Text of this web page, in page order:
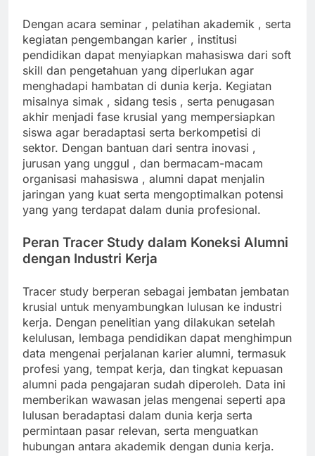
Dengan acara seminar , pelatihan akademik , serta
kegiatan pengembangan karier , institusi
pendidikan dapat menyiapkan mahasiswa dari soft
skill dan pengetahuan yang diperlukan agar
menghadapi hambatan di dunia kerja. Kegiatan
misalnya simak , sidang tesis , serta penugasan
akhir menjadi fase krusial yang mempersiapkan
siswa agar beradaptasi serta berkompetisi di
sektor. Dengan bantuan dari sentra inovasi ,
jurusan yang unggul , dan bermacam-macam
organisasi mahasiswa , alumni dapat menjalin
jaringan yang kuat serta mengoptimalkan potensi
yang yang terdapat dalam dunia profesional.
Peran Tracer Study dalam Koneksi Alumni
dengan Industri Kerja
Tracer study berperan sebagai jembatan jembatan
krusial untuk menyambungkan lulusan ke industri
kerja. Dengan penelitian yang dilakukan setelah
kelulusan, lembaga pendidikan dapat menghimpun
data mengenai perjalanan karier alumni, termasuk
profesi yang, tempat kerja, dan tingkat kepuasan
alumni pada pengajaran sudah diperoleh. Data ini
memberikan wawasan jelas mengenai seperti apa
lulusan beradaptasi dalam dunia kerja serta
permintaan pasar relevan, serta menguatkan
hubungan antara akademik dengan dunia kerja.